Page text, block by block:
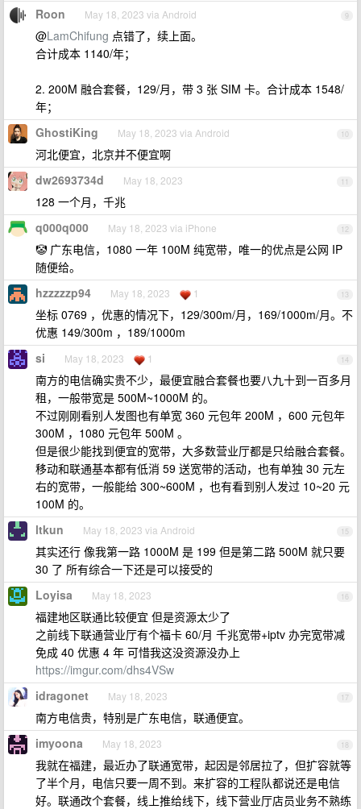
9
Roon May 18, 2023 via Android
@LamChifung 点错了，续上面。
合计成本 1140/年；
2. 200M 融合套餐，129/月，带 3 张 SIM 卡。合计成本 1548/
年；
10
GhostiKing May 18, 2023 via Android
河北便宜，北京并不便宜啊
11
dw2693734d May 18, 2023
128 一个月，千兆
12
q000q000 May 18, 2023 via iPhone
🤡 广东电信，1080 一年 100M 纯宽带，唯一的优点是公网 IP
随便给。
13
hzzzzzp94 May 18, 2023 1
坐标 0769 ，优惠的情况下，129/300m/月，169/1000m/月。不
优惠 149/300m ，189/1000m
14
si May 18, 2023 1
南方的电信确实贵不少，最便宜融合套餐也要八九十到一百多月
租，一般带宽是 500M~1000M 的。
不过刚刚看别人发图也有单宽 360 元包年 200M ，600 元包年
300M ，1080 元包年 500M 。
但是很少能找到便宜的宽带，大多数营业厅都是只给融合套餐。
移动和联通基本都有低消 59 送宽带的活动，也有单独 30 元左
右的宽带，一般能给 300~600M ，也有看到别人发过 10~20 元
100M 的。
15
ltkun May 18, 2023 via Android
其实还行 像我第一路 1000M 是 199 但是第二路 500M 就只要
30 了 所有综合一下还是可以接受的
16
Loyisa May 18, 2023
福建地区联通比较便宜 但是资源太少了
之前线下联通营业厅有个福卡 60/月 千兆宽带+iptv 办完宽带减
免成 40 优惠 4 年 可惜我这没资源没办上
https://imgur.com/dhs4VSw
17
idragonet May 18, 2023
南方电信贵，特别是广东电信，联通便宜。
18
imyoona May 18, 2023
我就在福建，最近办了联通宽带，起因是邻居拉了，但扩容就等
了半个月，电信只要一周不到。来扩容的工程队都说还是电信
好。联通改个套餐，线上推给线下，线下营业厅店员业务不熟练